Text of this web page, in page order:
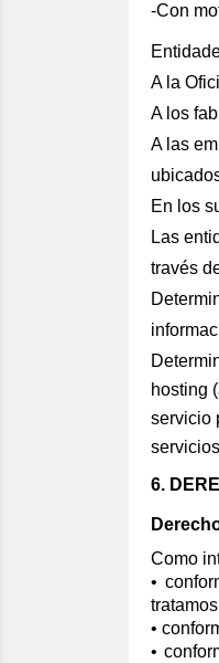
-Con
A la
A los
A las
En los
Las
través
hosting
servicio
6.
Como
•
•
•